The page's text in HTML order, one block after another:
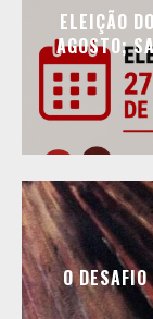
ELEIÇÃO
AGOSTO;
O